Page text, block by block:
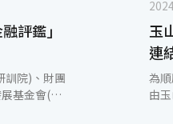
評鑑」
訓院)、財團
基金會(證
玉
連
為
由